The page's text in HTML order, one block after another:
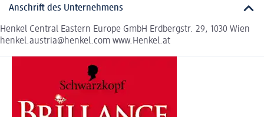
Anschrift des Unternehmens
Henkel Central Eastern Europe GmbH Erdbergstr. 29, 1030 Wien
henkel.austria@henkel.com www.Henkel.at